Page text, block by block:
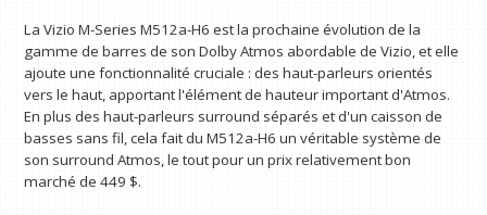
La Vizio M-Series M512a-H6 est la prochaine évolution de la
gamme de barres de son Dolby Atmos abordable de Vizio, et elle
ajoute une fonctionnalité cruciale : des haut-parleurs orientés
vers le haut, apportant l'élément de hauteur important d'Atmos.
En plus des haut-parleurs surround séparés et d'un caisson de
basses sans fil, cela fait du M512a-H6 un véritable système de
son surround Atmos, le tout pour un prix relativement bon
marché de 449 $.